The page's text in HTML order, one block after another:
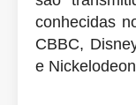
conhecidas
CBBC,
e